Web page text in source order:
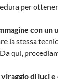
per
con un
la stessa
qui,
di luci e